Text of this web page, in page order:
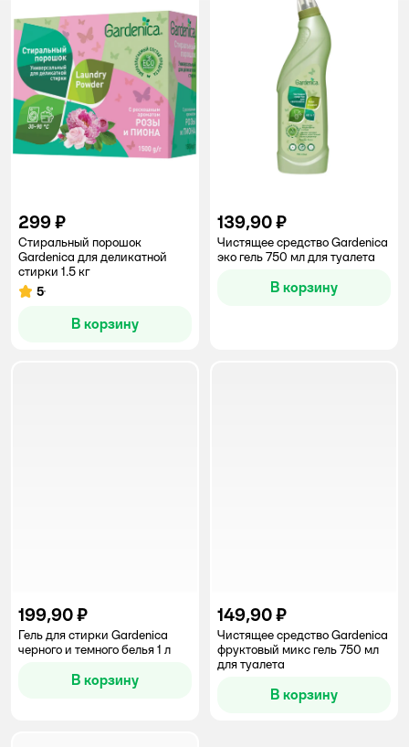
299 ₽
Стиральный порошок
Gardenica для деликатной
стирки 1.5 кг
Рейтинг:
5
В корзину
139,90 ₽
Чистящее средство Gardenica
эко гель 750 мл для туалета
В корзину
199,90 ₽
Гель для стирки Gardenica
черного и темного белья 1 л
В корзину
149,90 ₽
Чистящее средство Gardenica
фруктовый микс гель 750 мл
для туалета
В корзину